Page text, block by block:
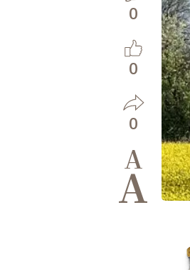
0
0
0
A
A